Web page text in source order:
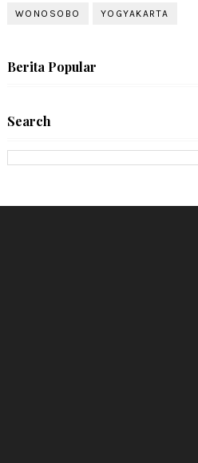
WONOSOBO YOGYAKARTA
Berita Popular
Search